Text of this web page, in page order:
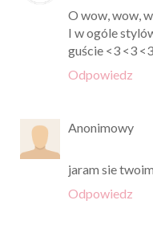
O wow, wow,
I w ogóle
guście <3 <3 <3
Odpowiedz
Anonimowy
jaram sie
Odpowiedz